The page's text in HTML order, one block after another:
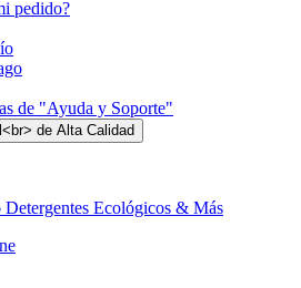
pedido?
de "Ayuda y Soporte"
Detergentes Ecológicos & Más